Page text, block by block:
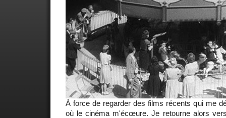
À force de regarder des films récents qui me
où le cinéma m'écœure. Je retourne alors